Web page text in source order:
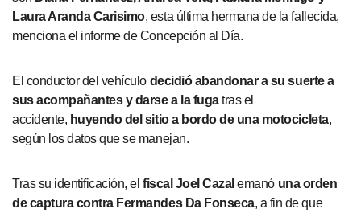
Laura Aranda Carisimo, esta última hermana de la fallecida,
menciona el informe de Concepción al Día.
El conductor del vehículo decidió abandonar a su suerte a
sus acompañantes y darse a la fugatras el
accidente, huyendo del sitio a bordo de una motocicleta,
según los datos que se manejan.
Tras su identificación, elfiscal Joel Cazal emanó una orden
de captura contra Fermandes Da Fonseca, a fin de que